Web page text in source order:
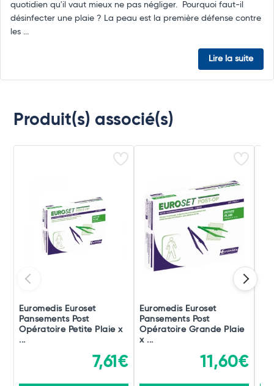
quotidien qu'il vaut mieux ne pas négliger. Pourquoi faut-il
désinfecter une plaie ? La peau est la première défense contre
les ...
Lire la suite
Produit(s) associé(s)
Euromedis Euroset
Pansements Post
Opératoire Petite Plaie x
...
7,61€
Euromedis Euroset
Pansements Post
Opératoire Grande Plaie
x ...
11,60€